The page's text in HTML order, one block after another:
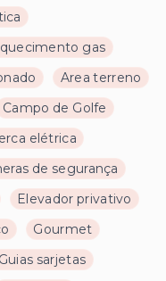
gas
Area terreno
Campo de Golfe
elétrica
de segurança
Elevador privativo
Gourmet
Guias sarjetas